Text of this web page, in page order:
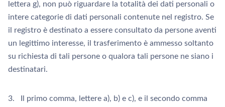
lettera g), non può riguardare la totalità dei dati personali o
intere categorie di dati personali contenute nel registro. Se
il registro è destinato a essere consultato da persone aventi
un legittimo interesse, il trasferimento è ammesso soltanto
su richiesta di tali persone o qualora tali persone ne siano i
destinatari.
3. Il primo comma, lettere a), b) e c), e il secondo comma